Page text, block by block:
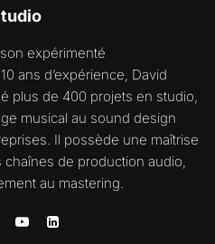
expérimenté
ans d’expérience, David
plus de 400 projets en studio,
musical au sound design
Il possède une maîtrise
chaînes de production audio,
au mastering.